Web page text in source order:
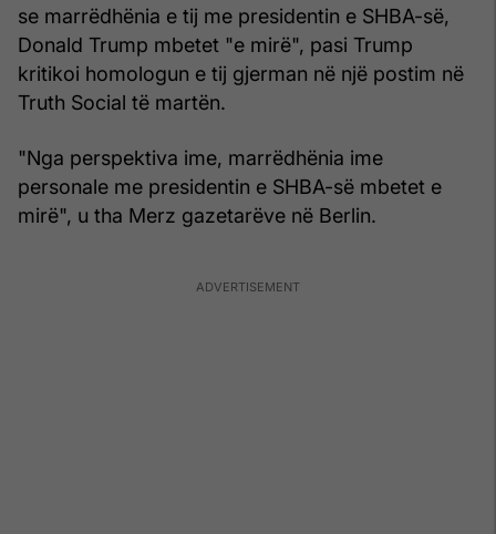
se marrëdhënia e tij me presidentin e SHBA-së,
Donald Trump mbetet "e mirë", pasi Trump
kritikoi homologun e tij gjerman në një postim në
Truth Social të martën.
"Nga perspektiva ime, marrëdhënia ime
personale me presidentin e SHBA-së mbetet e
mirë", u tha Merz gazetarëve në Berlin.